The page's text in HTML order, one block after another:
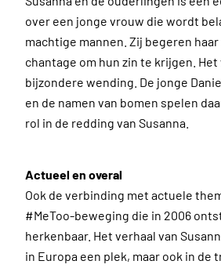
over een jonge vrouw die wordt
machtige mannen. Zij begeren
chantage om hun zin te krijgen.
bijzondere wending. De jonge
en de namen van bomen spelen
rol in de redding van Susanna.
Actueel en overal
Ook de verbinding met actuele
#MeToo-beweging die in 2006
herkenbaar. Het verhaal van
in Europa een plek, maar ook in de